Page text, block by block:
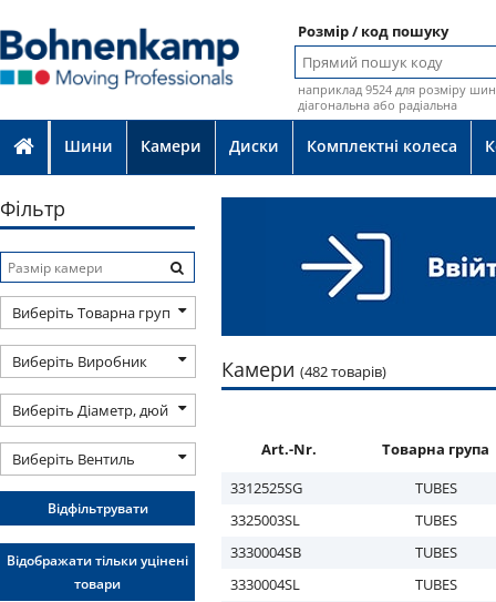
Розмір / код пошуку
наприклад 9524 для розміру
діагональна або радіальна
Шини Камери Диски Комплектні колеса
Камери (482 товарів)
Art.-Nr.
Товарна група
3312525SG
TUBES
3325003SL
TUBES
3330004SB
TUBES
3330004SL
TUBES
Фільтр
Виберіть Товарна група
Виберіть Виробник
Виберіть Діаметр, дюйм
Виберіть Вентиль
Відфільтрувати
Відображати тільки уцінені
товари